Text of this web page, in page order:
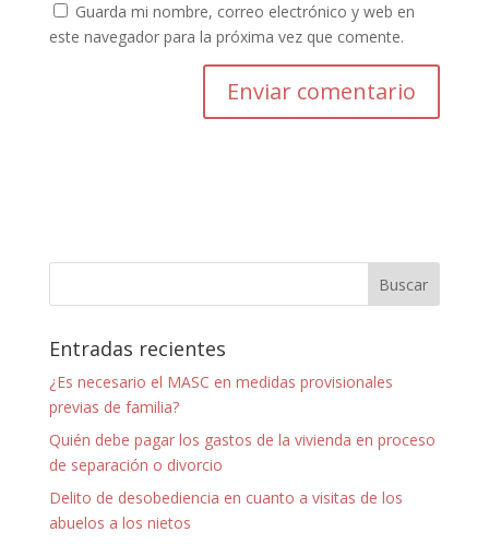
Guarda mi nombre, correo electrónico y web en
este navegador para la próxima vez que comente.
Entradas recientes
¿Es necesario el MASC en medidas provisionales
previas de familia?
Quién debe pagar los gastos de la vivienda en proceso
de separación o divorcio
Delito de desobediencia en cuanto a visitas de los
abuelos a los nietos